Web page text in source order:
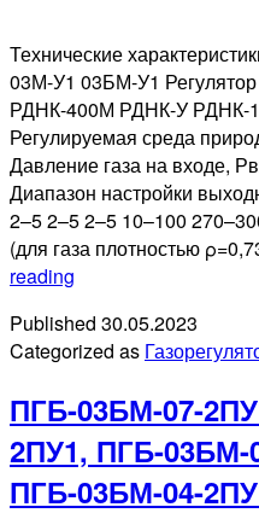
Технические
03М-У1 03БМ-У1
РДНК-400М РДНК-У РДНК-
Регулируемая среда
Давление газа на входе,
Диапазон настройки
2–5 2–5 2–5 10–100
(для газа плотностью
reading
01,
ПГБ-01-
ПГБ-07-
У1,
ПГБ-03М-
У1,
Published 30.05.2023
Categorized as
ПГБ-03БМ-07-
2ПУ1, ПГБ-03БМ-
ПГБ-03БМ-04-